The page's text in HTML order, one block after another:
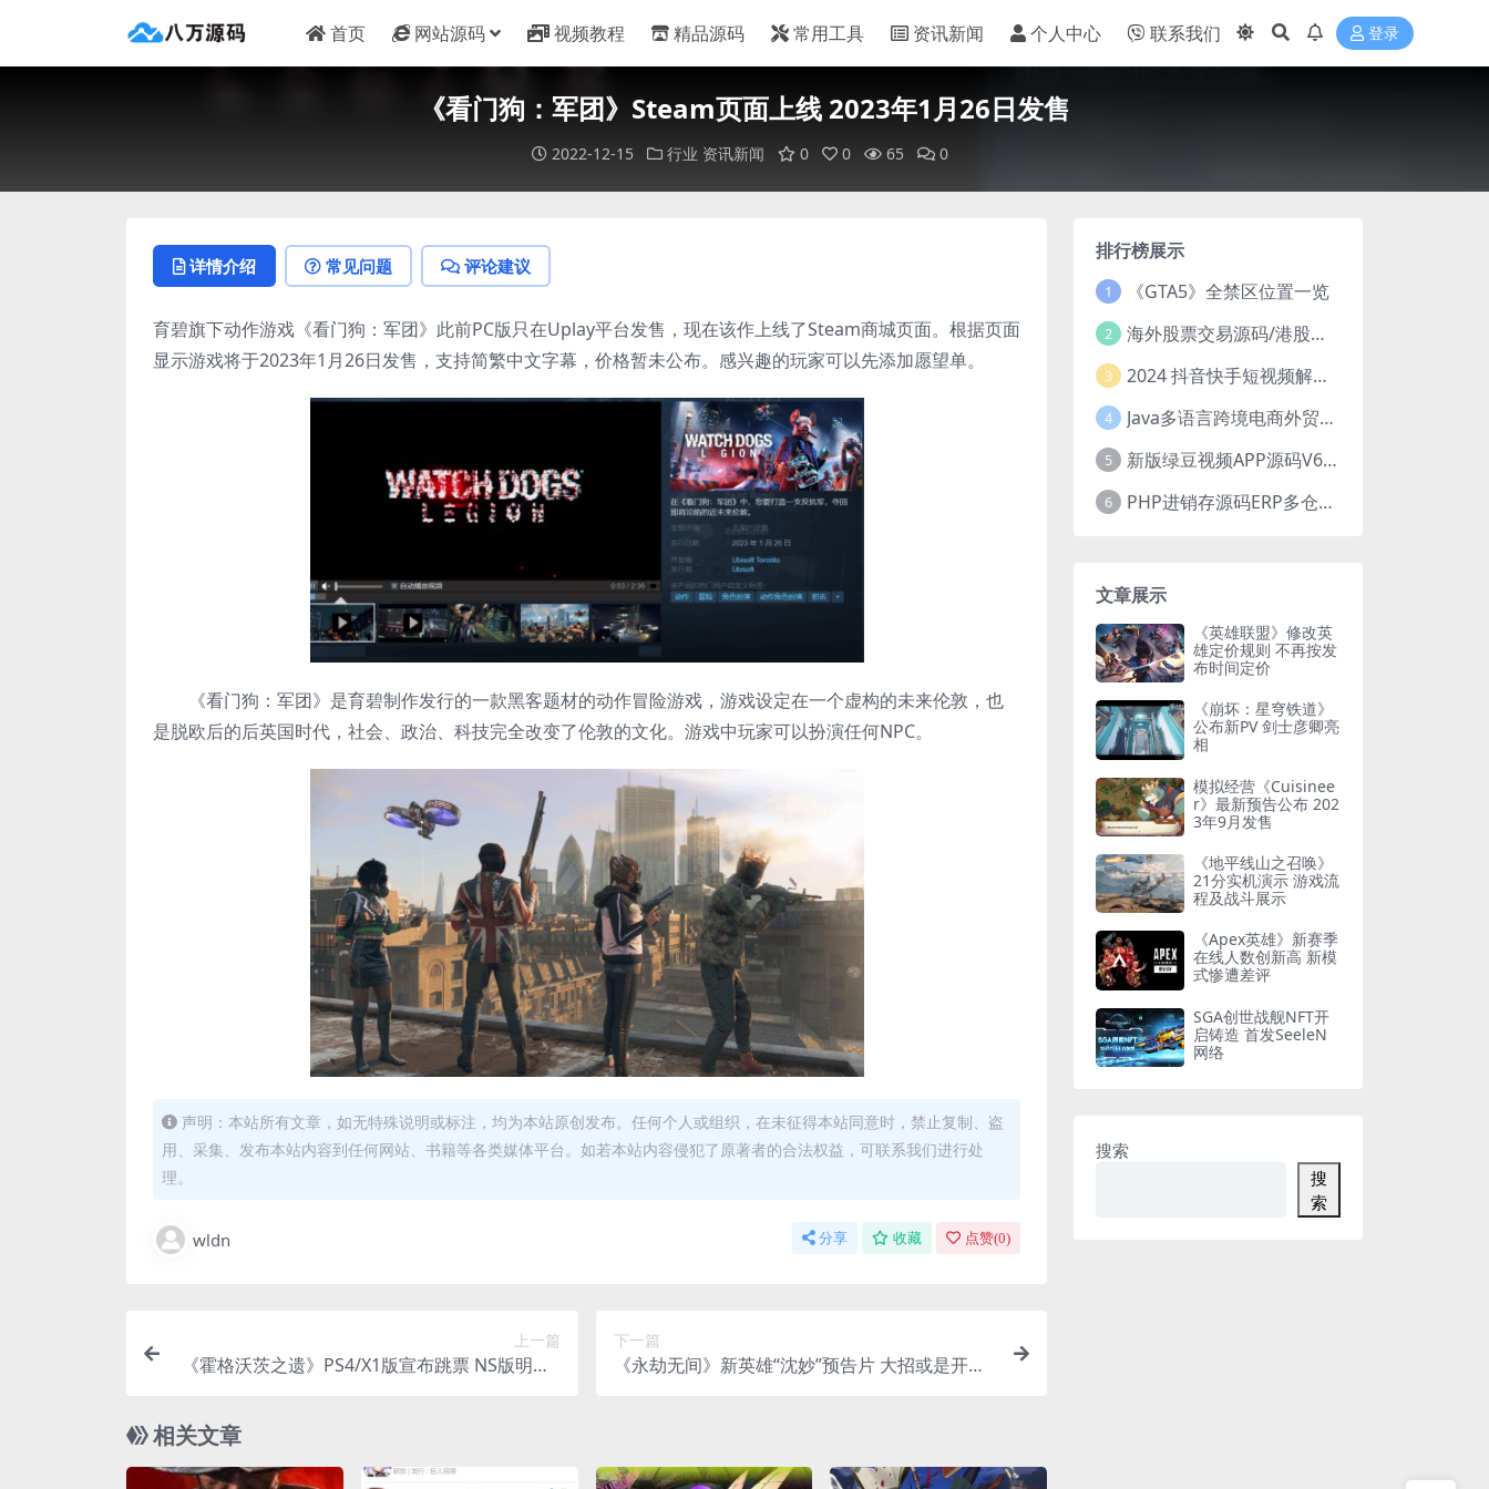
首页 网站源码 视频教程 精品源码 常用工具 资讯新闻 个人中心 联系我们 登录
《看门狗：军团》Steam页面上线 2023年1月26日发售
2022-12-15 行业 资讯新闻 0 0 65 0
详情介绍 常见问题 评论建议
育碧旗下动作游戏《看门狗：军团》此前PC版只在Uplay平台发售，现在该作上线了Steam商城页面。根据页面
显示游戏将于2023年1月26日发售，支持简繁中文字幕，价格暂未公布。感兴趣的玩家可以先添加愿望单。
《看门狗：军团》是育碧制作发行的一款黑客题材的动作冒险游戏，游戏设定在一个虚构的未来伦敦，也
是脱欧后的后英国时代，社会、政治、科技完全改变了伦敦的文化。游戏中玩家可以扮演任何NPC。
声明：本站所有文章，如无特殊说明或标注，均为本站原创发布。任何个人或组织，在未征得本站同意时，禁止复制、盗
用、采集、发布本站内容到任何网站、书籍等各类媒体平台。如若本站内容侵犯了原著者的合法权益，可联系我们进行处
理。
wldn 分享 收藏 点赞(0)
上一篇
《霍格沃茨之遗》PS4/X1版宣布跳票 NS版明年7
下一篇
《永劫无间》新英雄“沈妙”预告片 大招或是开机
相关文章
排行榜展示
1 《GTA5》全禁区位置一览
2 海外股票交易源码/港股泰股/美股源码/印度股源码/马拉西亚股票源码/国际股票配资
3 2024 抖音快手短视频解析去水印php源码
4 Java多语言跨境电商外贸商城TikToKshop内嵌商城I商家入驻I一键铺
5 新版绿豆视频APP源码V6.6 免授权插件版
6 PHP进销存源码ERP多仓库管理系统 手机版进销存 php网络版进销存小程序
文章展示
《英雄联盟》修改英
雄定价规则 不再按发
布时间定价
《崩坏：星穹铁道》
公布新PV 剑士彦卿亮
相
模拟经营《Cuisinee
r》最新预告公布 202
3年9月发售
《地平线山之召唤》
21分实机演示 游戏流
程及战斗展示
《Apex英雄》新赛季
在线人数创新高 新模
式惨遭差评
SGA创世战舰NFT开
启铸造 首发SeeleN
网络
搜索
搜
索